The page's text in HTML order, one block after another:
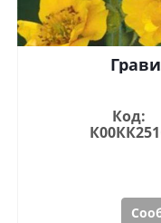
Код: